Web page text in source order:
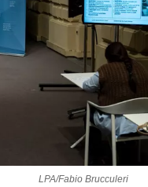
LPA/Fabio Brucculeri